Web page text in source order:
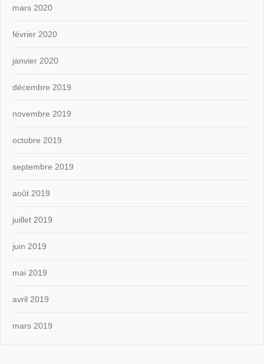
mars 2020
février 2020
janvier 2020
décembre 2019
novembre 2019
octobre 2019
septembre 2019
août 2019
juillet 2019
juin 2019
mai 2019
avril 2019
mars 2019